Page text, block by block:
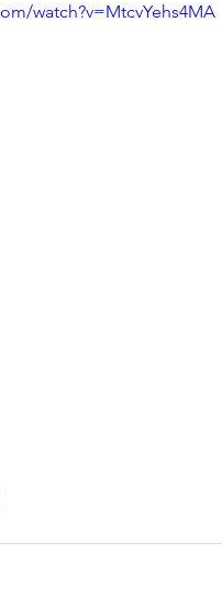
watch?v=MtcvYehs4MA